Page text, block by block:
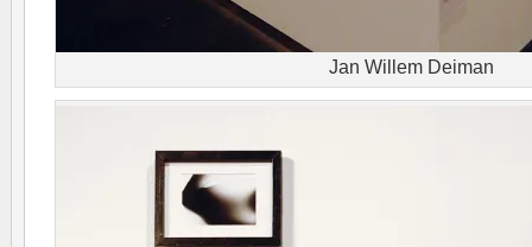
Jan Willem Deiman